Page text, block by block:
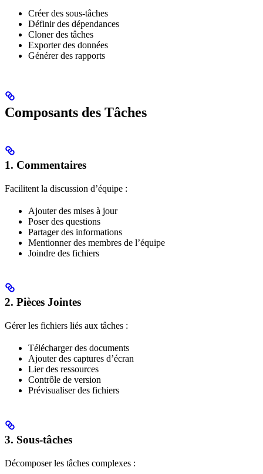
Créer des sous-tâches
Définir des dépendances
Cloner des tâches
Exporter des données
Générer des rapports
Composants des Tâches
1. Commentaires
Facilitent la discussion d’équipe :
Ajouter des mises à jour
Poser des questions
Partager des informations
Mentionner des membres de l’équipe
Joindre des fichiers
2. Pièces Jointes
Gérer les fichiers liés aux tâches :
Télécharger des documents
Ajouter des captures d’écran
Lier des ressources
Contrôle de version
Prévisualiser des fichiers
3. Sous-tâches
Décomposer les tâches complexes :